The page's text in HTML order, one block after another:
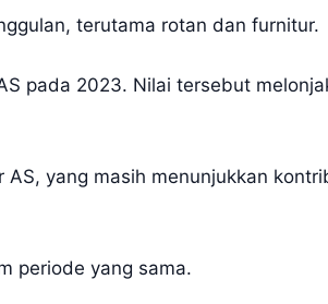
terutama rotan dan furnitur.
pada 2023. Nilai tersebut
yang masih menunjukkan
periode yang sama.